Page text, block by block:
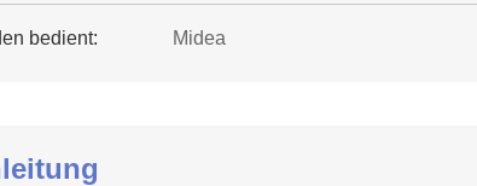
bedient: Midea